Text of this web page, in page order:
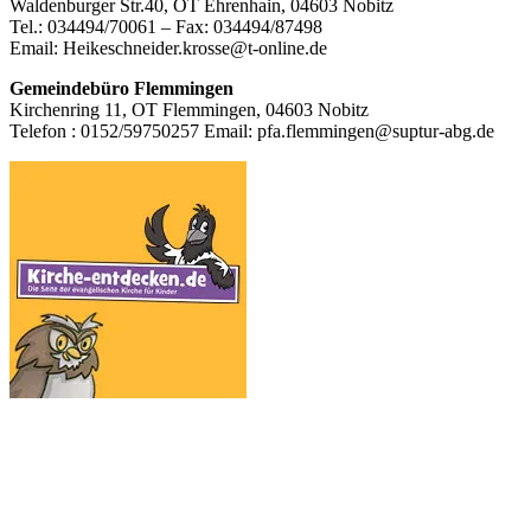
Inhalt
Waldenburger Str.40, OT Ehrenhain, 04603 Nobitz
Tel.: 034494/70061 – Fax: 034494/87498
Email: Heikeschneider.krosse@t-online.de
Gemeindebüro Flemmingen
Kirchenring 11, OT Flemmingen, 04603 Nobitz
Telefon : 0152/59750257 Email: pfa.flemmingen@suptur-abg.de